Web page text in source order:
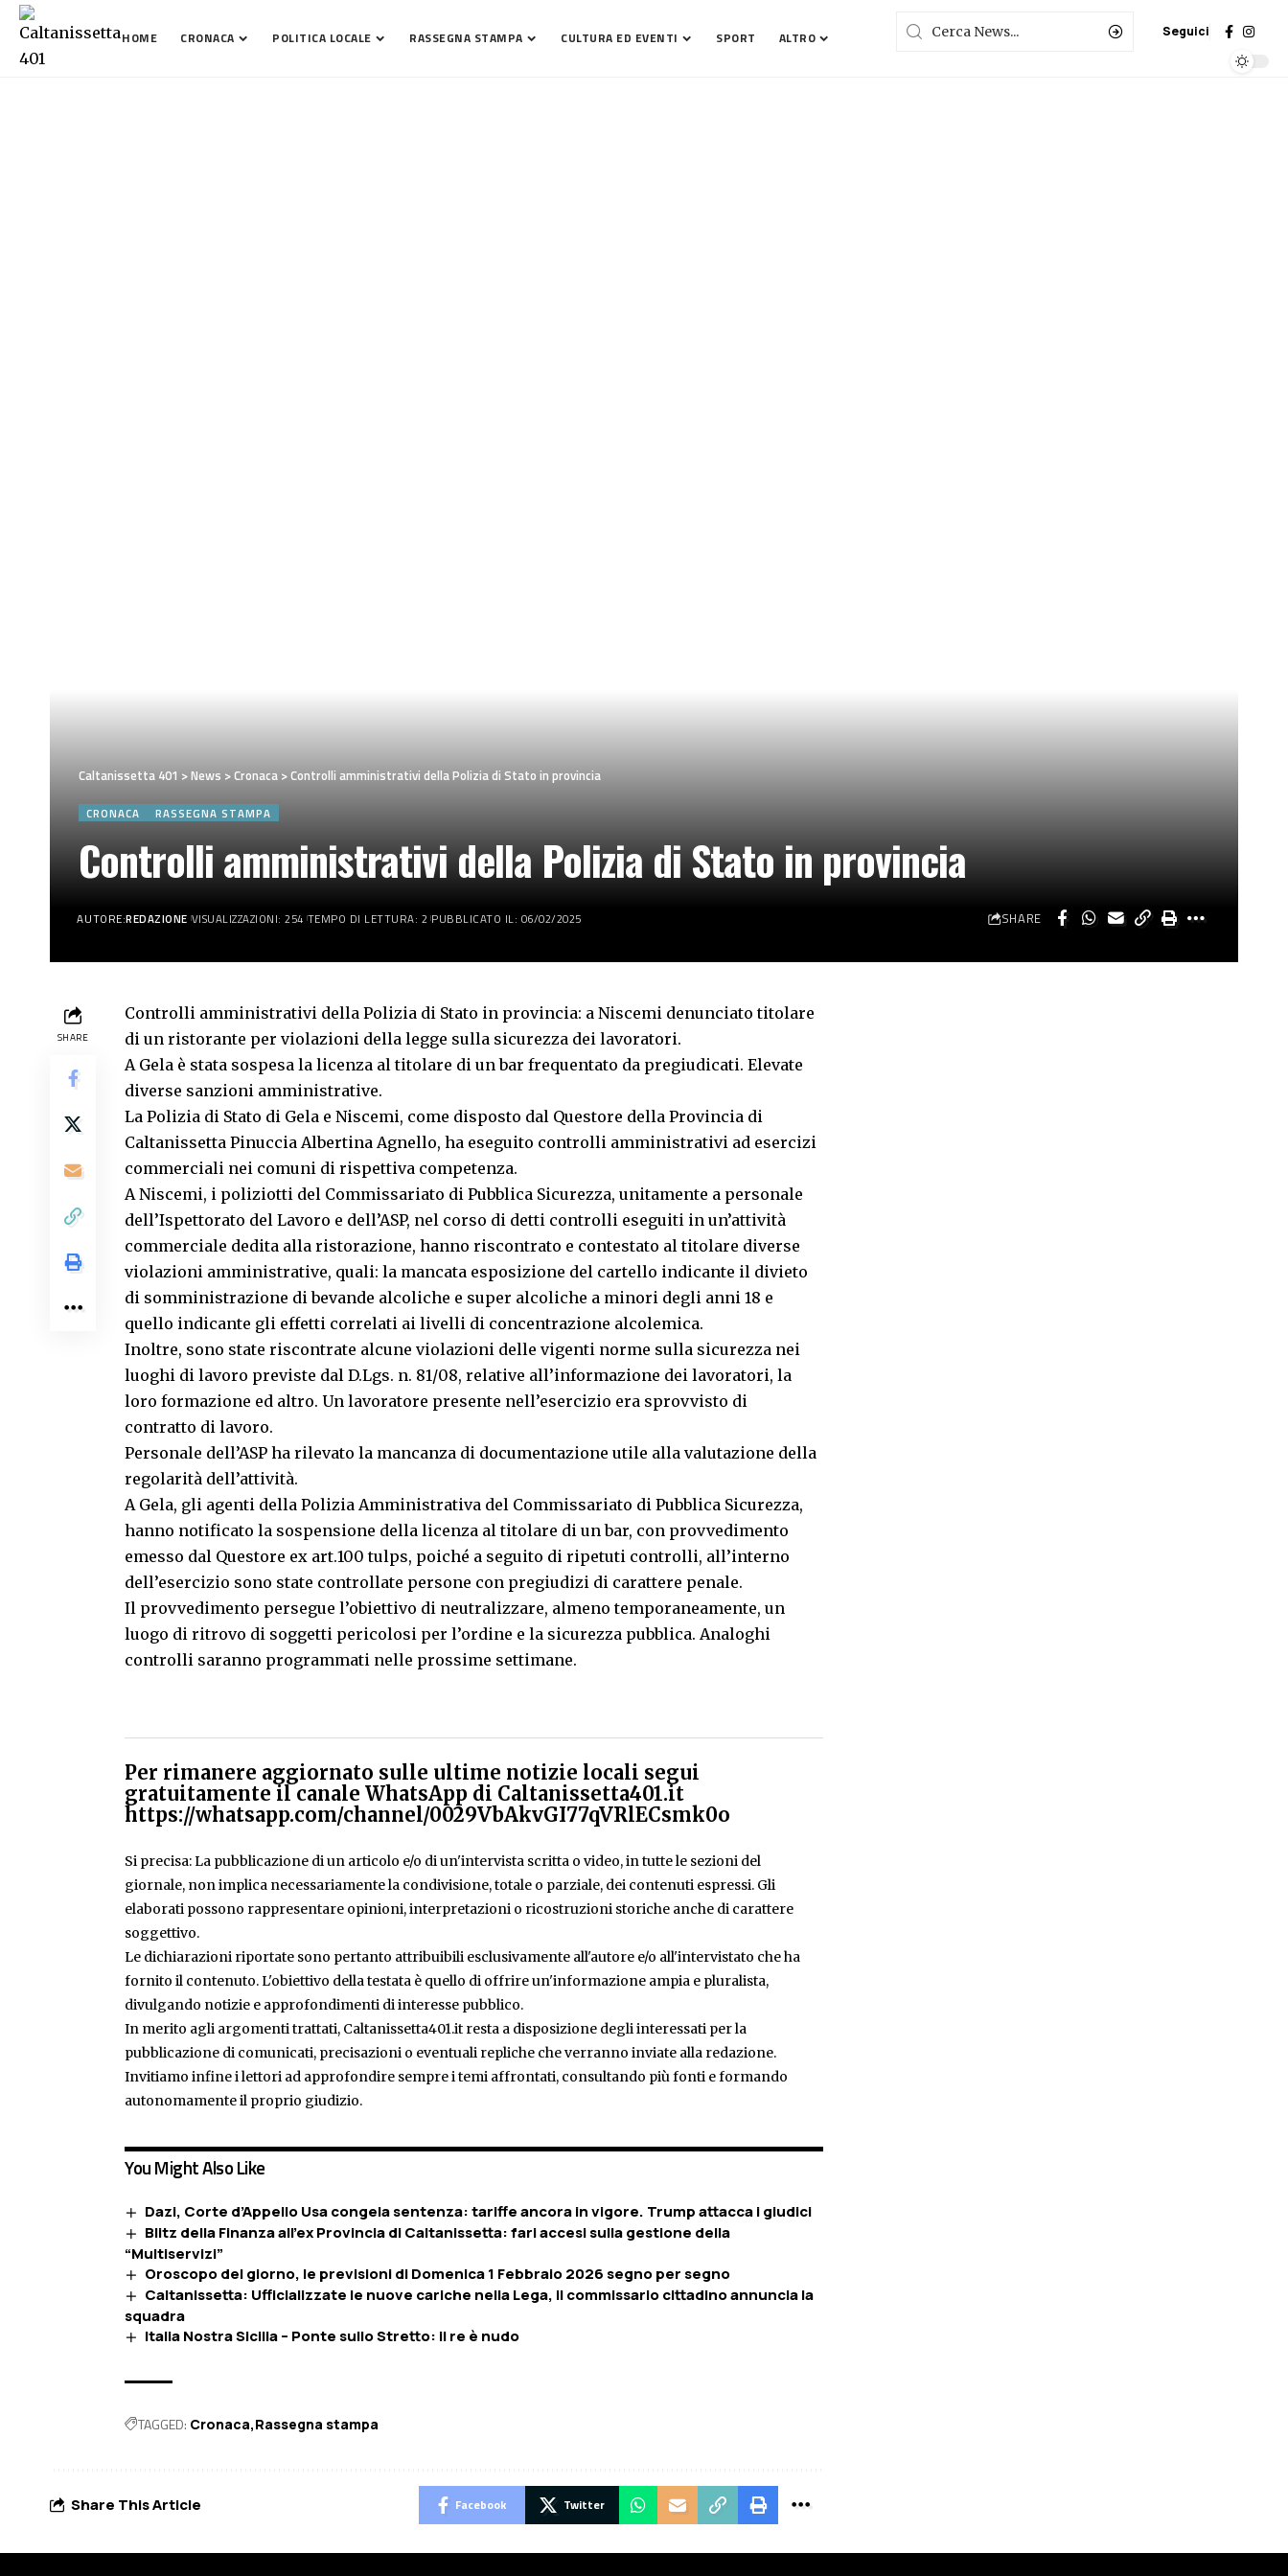
HOME CRONACA POLITICA LOCALE RASSEGNA STAMPA CULTURA ED EVENTI SPORT ALTRO Seguici
Caltanissetta 401 >News >Cronaca >Controlli amministrativi della Polizia di Stato in provincia
CRONACA RASSEGNA STAMPA
Controlli amministrativi della Polizia di Stato in provincia
AUTORE:REDAZIONE VISUALIZZAZIONI: 254 TEMPO DI LETTURA: 2 PUBBLICATO IL: 06/02/2025 SHARE
SHARE
Controlli amministrativi della Polizia di Stato in provincia: a Niscemi denunciato titolare
di un ristorante per violazioni della legge sulla sicurezza dei lavoratori.
A Gela è stata sospesa la licenza al titolare di un bar frequentato da pregiudicati. Elevate
diverse sanzioni amministrative.
La Polizia di Stato di Gela e Niscemi, come disposto dal Questore della Provincia di
Caltanissetta Pinuccia Albertina Agnello, ha eseguito controlli amministrativi ad esercizi
commerciali nei comuni di rispettiva competenza.
A Niscemi, i poliziotti del Commissariato di Pubblica Sicurezza, unitamente a personale
dell’Ispettorato del Lavoro e dell’ASP, nel corso di detti controlli eseguiti in un’attività
commerciale dedita alla ristorazione, hanno riscontrato e contestato al titolare diverse
violazioni amministrative, quali: la mancata esposizione del cartello indicante il divieto
di somministrazione di bevande alcoliche e super alcoliche a minori degli anni 18 e
quello indicante gli effetti correlati ai livelli di concentrazione alcolemica.
Inoltre, sono state riscontrate alcune violazioni delle vigenti norme sulla sicurezza nei
luoghi di lavoro previste dal D.Lgs. n. 81/08, relative all’informazione dei lavoratori, la
loro formazione ed altro. Un lavoratore presente nell’esercizio era sprovvisto di
contratto di lavoro.
Personale dell’ASP ha rilevato la mancanza di documentazione utile alla valutazione della
regolarità dell’attività.
A Gela, gli agenti della Polizia Amministrativa del Commissariato di Pubblica Sicurezza,
hanno notificato la sospensione della licenza al titolare di un bar, con provvedimento
emesso dal Questore ex art.100 tulps, poiché a seguito di ripetuti controlli, all’interno
dell’esercizio sono state controllate persone con pregiudizi di carattere penale.
Il provvedimento persegue l’obiettivo di neutralizzare, almeno temporaneamente, un
luogo di ritrovo di soggetti pericolosi per l’ordine e la sicurezza pubblica. Analoghi
controlli saranno programmati nelle prossime settimane.
Per rimanere aggiornato sulle ultime notizie locali segui
gratuitamente il canale WhatsApp di Caltanissetta401.it
https://whatsapp.com/channel/0029VbAkvGI77qVRlECsmk0o
Si precisa: La pubblicazione di un articolo e/o di un'intervista scritta o video, in tutte le sezioni del
giornale, non implica necessariamente la condivisione, totale o parziale, dei contenuti espressi. Gli
elaborati possono rappresentare opinioni, interpretazioni o ricostruzioni storiche anche di carattere
soggettivo.
Le dichiarazioni riportate sono pertanto attribuibili esclusivamente all'autore e/o all'intervistato che ha
fornito il contenuto. L'obiettivo della testata è quello di offrire un'informazione ampia e pluralista,
divulgando notizie e approfondimenti di interesse pubblico.
In merito agli argomenti trattati, Caltanissetta401.it resta a disposizione degli interessati per la
pubblicazione di comunicati, precisazioni o eventuali repliche che verranno inviate alla redazione.
Invitiamo infine i lettori ad approfondire sempre i temi affrontati, consultando più fonti e formando
autonomamente il proprio giudizio.
You Might Also Like
Dazi, Corte d’Appello Usa congela sentenza: tariffe ancora in vigore. Trump attacca i giudici
Blitz della Finanza all’ex Provincia di Caltanissetta: fari accesi sulla gestione della
“Multiservizi”
Oroscopo del giorno, le previsioni di Domenica 1 Febbraio 2026 segno per segno
Caltanissetta: Ufficializzate le nuove cariche nella Lega, il commissario cittadino annuncia la
squadra
Italia Nostra Sicilia – Ponte sullo Stretto: il re è nudo
TAGGED: Cronaca Rassegna stampa
Share This Article Facebook Twitter